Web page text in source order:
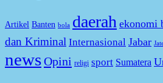
Artikel Banten bola daerah ekonomi
dan Kriminal Internasional Jabar
newsOpini religi sport Sumatera